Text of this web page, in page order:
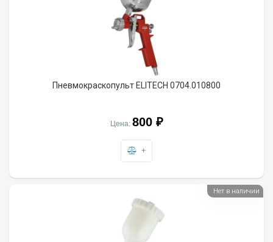
Пневмокраскопульт ELITECH 0704.010800
Цена: 800 ₽
+
Нет в наличии